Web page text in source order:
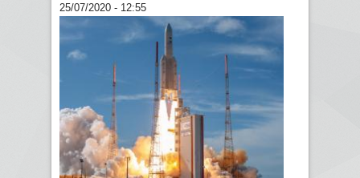
25/07/2020 - 12:55